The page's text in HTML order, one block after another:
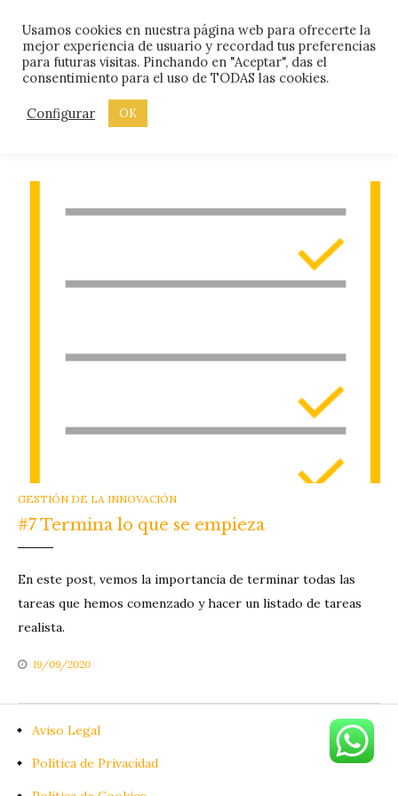
content
Menu
ETIQUETA:GESTIÓN
CATEGORIES
GESTIÓN DE LA INNOVACIÓN
#7 Termina lo que se empieza
En este post, vemos la importancia de terminar todas las
tareas que hemos comenzado y hacer un listado de tareas
realista.
19/09/2020
Aviso Legal
Política de Privacidad
Usamos cookies en nuestra página web para ofrecerte la
mejor experiencia de usuario y recordad tus preferencias
para futuras visitas. Pinchando en "Aceptar", das el
consentimiento para el uso de TODAS las cookies.
Configurar OK